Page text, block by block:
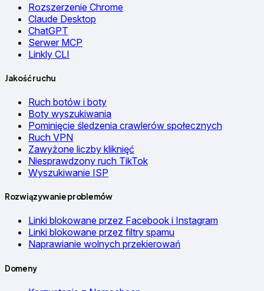
Rozszerzenie Chrome
Claude Desktop
ChatGPT
Serwer MCP
Linkly CLI
Jakość ruchu
Ruch botów i boty
Boty wyszukiwania
Pominięcie śledzenia crawlerów społecznych
Ruch VPN
Zawyżone liczby kliknięć
Niesprawdzony ruch TikTok
Wyszukiwanie ISP
Rozwiązywanie problemów
Linki blokowane przez Facebook i Instagram
Linki blokowane przez filtry spamu
Naprawianie wolnych przekierowań
Domeny